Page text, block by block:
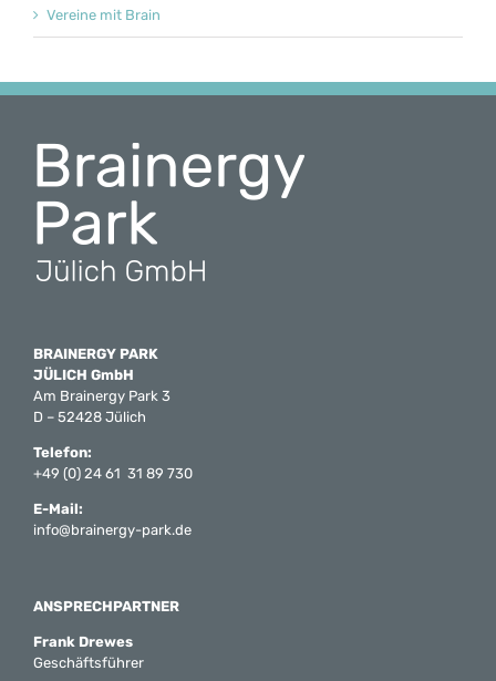
Vereine mit Brain
BRAINERGY PARK
JÜLICH GmbH
Am Brainergy Park 3
D – 52428 Jülich
Telefon:
+49 (0) 24 61 31 89 730
E-Mail:
info@brainergy-park.de
ANSPRECHPARTNER
Frank Drewes
Geschäftsführer